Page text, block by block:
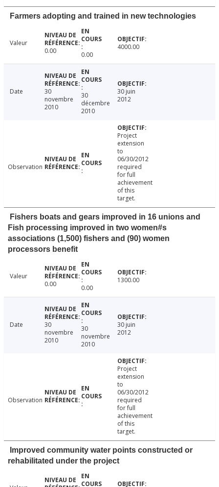
Farmers adopting and trained in new technologies
Valeur
0.00
0.00
4000.00
Date
30
novembre
2010
30
décembre
2010
30 juin
2012
Observation
Project
extension
to
06/30/2012
required
for full
achievement
of this
target.
Fishers boats and gears improved in 16 unions and
Fish processing improved in two women#s
associations (1,500) fishers and (90) women
processors benefit
Valeur
0.00
0.00
1300.00
Date
30
novembre
2010
30
novembre
2010
30 juin
2012
Observation
Project
extension
to
06/30/2012
required
for full
achievement
of this
target.
Improved community water points constructed or
rehabilitated under the project